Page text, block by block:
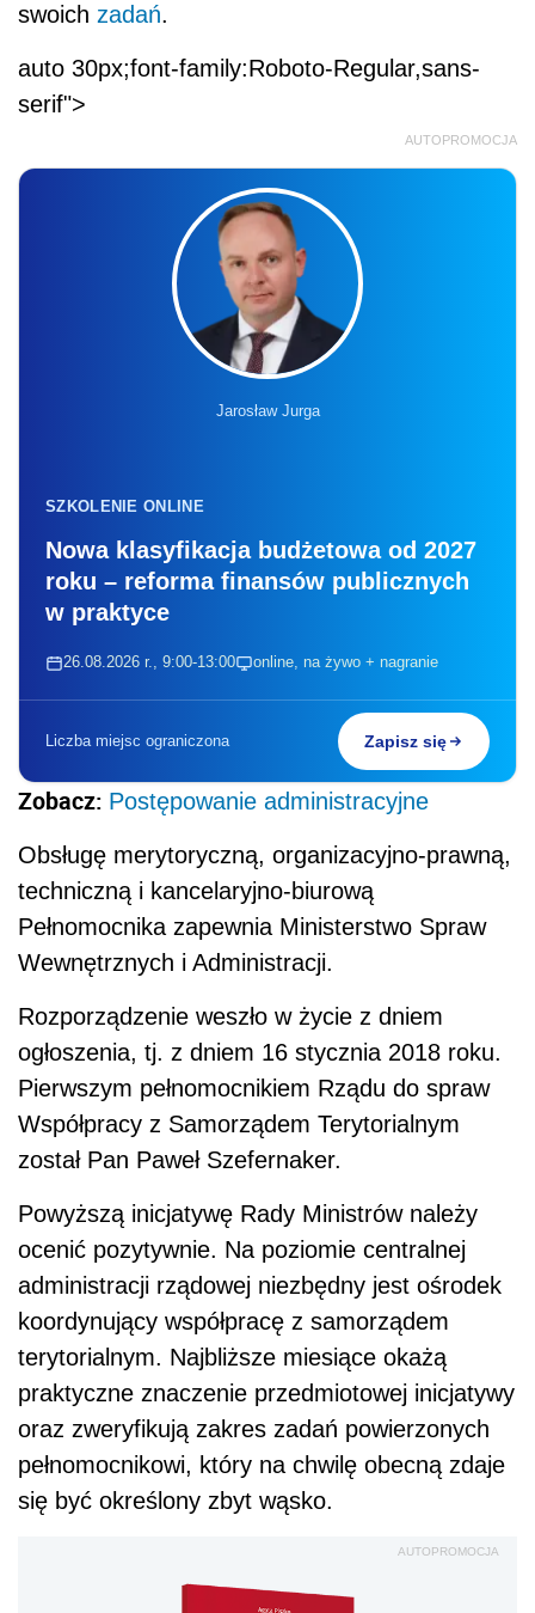
swoich zadań.
auto 30px;font-family:Roboto-Regular,sans-
serif">
AUTOPROMOCJA
Jarosław Jurga
SZKOLENIE ONLINE
Nowa klasyfikacja budżetowa od 2027
roku – reforma finansów publicznych
w praktyce
26.08.2026 r., 9:00-13:00 online, na żywo + nagranie
Liczba miejsc ograniczona Zapisz się
Zobacz: Postępowanie administracyjne
Obsługę merytoryczną, organizacyjno-prawną,
techniczną i kancelaryjno-biurową
Pełnomocnika zapewnia Ministerstwo Spraw
Wewnętrznych i Administracji.
Rozporządzenie weszło w życie z dniem
ogłoszenia, tj. z dniem 16 stycznia 2018 roku.
Pierwszym pełnomocnikiem Rządu do spraw
Współpracy z Samorządem Terytorialnym
został Pan Paweł Szefernaker.
Powyższą inicjatywę Rady Ministrów należy
ocenić pozytywnie. Na poziomie centralnej
administracji rządowej niezbędny jest ośrodek
koordynujący współpracę z samorządem
terytorialnym. Najbliższe miesiące okażą
praktyczne znaczenie przedmiotowej inicjatywy
oraz zweryfikują zakres zadań powierzonych
pełnomocnikowi, który na chwilę obecną zdaje
się być określony zbyt wąsko.
AUTOPROMOCJA